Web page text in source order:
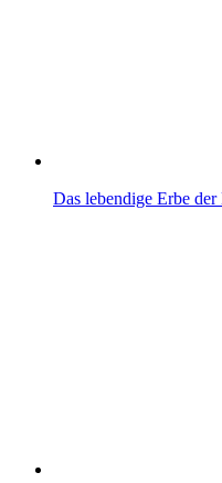
Das lebendige Erbe